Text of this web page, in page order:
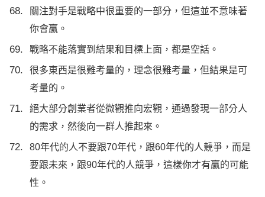
關注對手是戰略中很重要的一部分，但這並不意味著
你會贏。
戰略不能落實到結果和目標上面，都是空話。
很多東西是很難考量的，理念很難考量，但結果是可
考量的。
絕大部分創業者從微觀推向宏觀，通過發現一部分人
的需求，然後向一群人推起來。
80年代的人不要跟70年代，跟60年代的人競爭，而是
要跟未來，跟90年代的人競爭，這樣你才有贏的可能
性。